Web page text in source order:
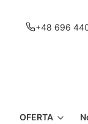
+48 696
OFERTA